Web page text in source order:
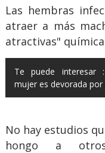
Las hembras
atraer a más
atractivas"
Te puede interesar :
mujer es devorada
No hay estudios
hongo a